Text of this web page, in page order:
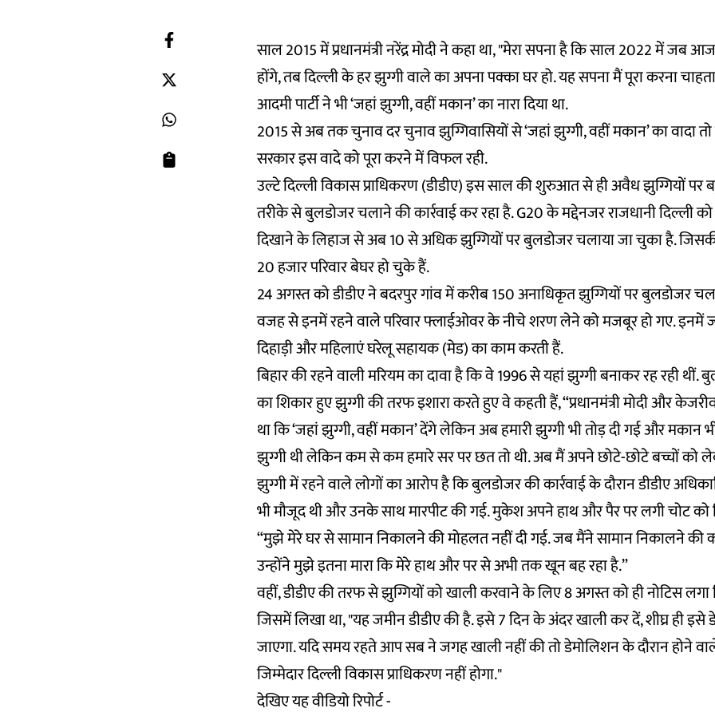
साल 2015 में प्रधानमंत्री नरेंद्र मोदी ने कहा था, "मेरा सपना है कि साल 2022 में जब
होंगे, तब दिल्ली के हर झुग्गी वाले का अपना पक्का घर हो. यह सपना मैं पूरा करना
आदमी पार्टी ने भी ‘जहां झुग्गी, वहीं मकान’ का नारा दिया था.
2015 से अब तक चुनाव दर चुनाव झुग्गिवासियों से ‘जहां झुग्गी, वहीं मकान’ का वादा
सरकार इस वादे को पूरा करने में विफल रही.
उल्टे दिल्ली विकास प्राधिकरण (डीडीए) इस साल की शुरुआत से ही अवैध झुग्गियों पर
तरीके से बुलडोजर चलाने की कार्रवाई कर रहा है. G20 के मद्देनजर राजधानी दिल्ली
दिखाने के लिहाज से अब 10 से अधिक झुग्गियों पर बुलडोजर चलाया जा चुका है.
20 हजार परिवार बेघर हो चुके हैं.
24 अगस्त को डीडीए ने बदरपुर गांव में करीब 150 अनाधिकृत झुग्गियों पर बुलडोजर
वजह से इनमें रहने वाले परिवार फ्लाईओवर के नीचे शरण लेने को मजबूर हो गए. इनमें
दिहाड़ी और महिलाएं घरेलू सहायक (मेड) का काम करती हैं.
बिहार की रहने वाली मरियम का दावा है कि वे 1996 से यहां झुग्गी बनाकर रह रही थीं.
का शिकार हुए झुग्गी की तरफ इशारा करते हुए वे कहती हैं, “प्रधानमंत्री मोदी और
था कि ‘जहां झुग्गी, वहीं मकान’ देंगे लेकिन अब हमारी झुग्गी भी तोड़ दी गई और मकान
झुग्गी थी लेकिन कम से कम हमारे सर पर छत तो थी. अब मैं अपने छोटे-छोटे बच्चों को
झुग्गी में रहने वाले लोगों का आरोप है कि बुलडोजर की कार्रवाई के दौरान डीडीए
भी मौजूद थी और उनके साथ मारपीट की गई. मुकेश अपने हाथ और पैर पर लगी चोट
“मुझे मेरे घर से सामान निकालने की मोहलत नहीं दी गई. जब मैंने सामान निकालने की
उन्होंने मुझे इतना मारा कि मेरे हाथ और पर से अभी तक खून बह रहा है.”
वहीं, डीडीए की तरफ से झुग्गियों को खाली करवाने के लिए 8 अगस्त को ही नोटिस लगा
जिसमें लिखा था, "यह जमीन डीडीए की है. इसे 7 दिन के अंदर खाली कर दें, शीघ्र ही इसे
जाएगा. यदि समय रहते आप सब ने जगह खाली नहीं की तो डेमोलिशन के दौरान होने
जिम्मेदार दिल्ली विकास प्राधिकरण नहीं होगा."
देखिए यह वीडियो रिपोर्ट -